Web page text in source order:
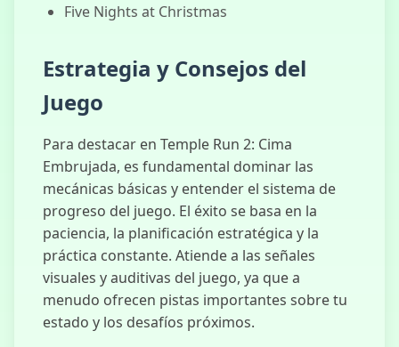
Five Nights at Christmas
Estrategia y Consejos del
Juego
Para destacar en Temple Run 2: Cima
Embrujada, es fundamental dominar las
mecánicas básicas y entender el sistema de
progreso del juego. El éxito se basa en la
paciencia, la planificación estratégica y la
práctica constante. Atiende a las señales
visuales y auditivas del juego, ya que a
menudo ofrecen pistas importantes sobre tu
estado y los desafíos próximos.